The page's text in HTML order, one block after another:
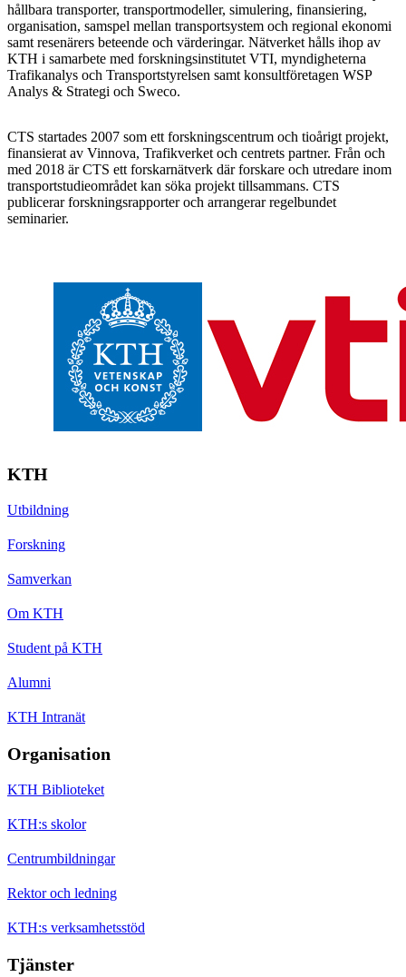
hållbara transporter, transportmodeller, simulering, finansiering,
organisation, samspel mellan transportsystem och regional ekonomi
samt resenärers beteende och värderingar. Nätverket hålls ihop av
KTH i samarbete med forskningsinstitutet VTI, myndigheterna
Trafikanalys och Transportstyrelsen samt konsultföretagen WSP
Analys & Strategi och Sweco.
CTS startades 2007 som ett forskningscentrum och tioårigt projekt,
finansierat av Vinnova, Trafikverket och centrets partner. Från och
med 2018 är CTS ett forskarnätverk där forskare och utredare inom
transportstudieområdet kan söka projekt tillsammans. CTS
publicerar forskningsrapporter och arrangerar regelbundet
seminarier.
KTH
Utbildning
Forskning
Samverkan
Om KTH
Student på KTH
Alumni
KTH Intranät
Organisation
KTH Biblioteket
KTH:s skolor
Centrumbildningar
Rektor och ledning
KTH:s verksamhetsstöd
Tjänster